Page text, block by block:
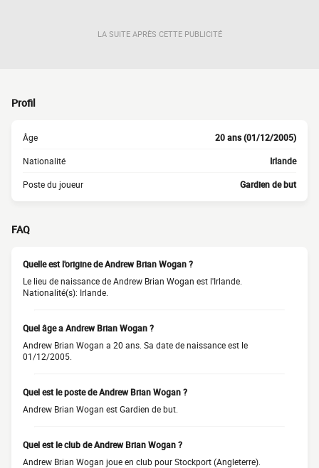
LA SUITE APRÈS CETTE PUBLICITÉ
Profil
Âge 20 ans (01/12/2005)
Nationalité Irlande
Poste du joueur Gardien de but
FAQ
Quelle est l'origine de Andrew Brian Wogan ?
Le lieu de naissance de Andrew Brian Wogan est l'Irlande.
Nationalité(s): Irlande.
Quel âge a Andrew Brian Wogan ?
Andrew Brian Wogan a 20 ans. Sa date de naissance est le
01/12/2005.
Quel est le poste de Andrew Brian Wogan ?
Andrew Brian Wogan est Gardien de but.
Quel est le club de Andrew Brian Wogan ?
Andrew Brian Wogan joue en club pour Stockport (Angleterre).